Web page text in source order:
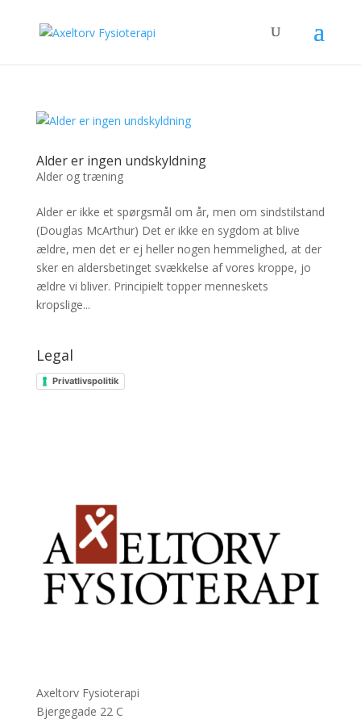
Alder er ingen undskyldning
Alder og træning
Alder er ikke et spørgsmål om år, men om sindstilstand
(Douglas McArthur) Det er ikke en sygdom at blive
ældre, men det er ej heller nogen hemmelighed, at der
sker en aldersbetinget svækkelse af vores kroppe, jo
ældre vi bliver. Principielt topper menneskets
kropslige...
Legal
Privatlivspolitik
Axeltorv Fysioterapi
Bjergegade 22 C